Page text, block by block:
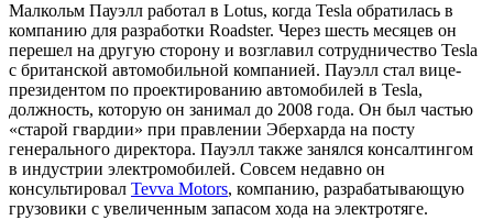
Малкольм Пауэлл работал в Lotus, когда Tesla обратилась в
компанию для разработки Roadster. Через шесть месяцев он
перешел на другую сторону и возглавил сотрудничество Tesla
с британской автомобильной компанией. Пауэлл стал вице-
президентом по проектированию автомобилей в Tesla,
должность, которую он занимал до 2008 года. Он был частью
«старой гвардии» при правлении Эберхарда на посту
генерального директора. Пауэлл также занялся консалтингом
в индустрии электромобилей. Совсем недавно он
консультировал Tevva Motors, компанию, разрабатывающую
грузовики с увеличенным запасом хода на электротяге.